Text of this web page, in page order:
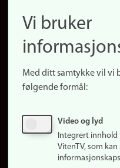
(no)
Finn forsker
Presse
Finn studier
Ledige stillinger
Vi bruker
Med ditt samtykke vil vi
følgende formål:
Video og lyd
Integrert innhold
VitenTV, som